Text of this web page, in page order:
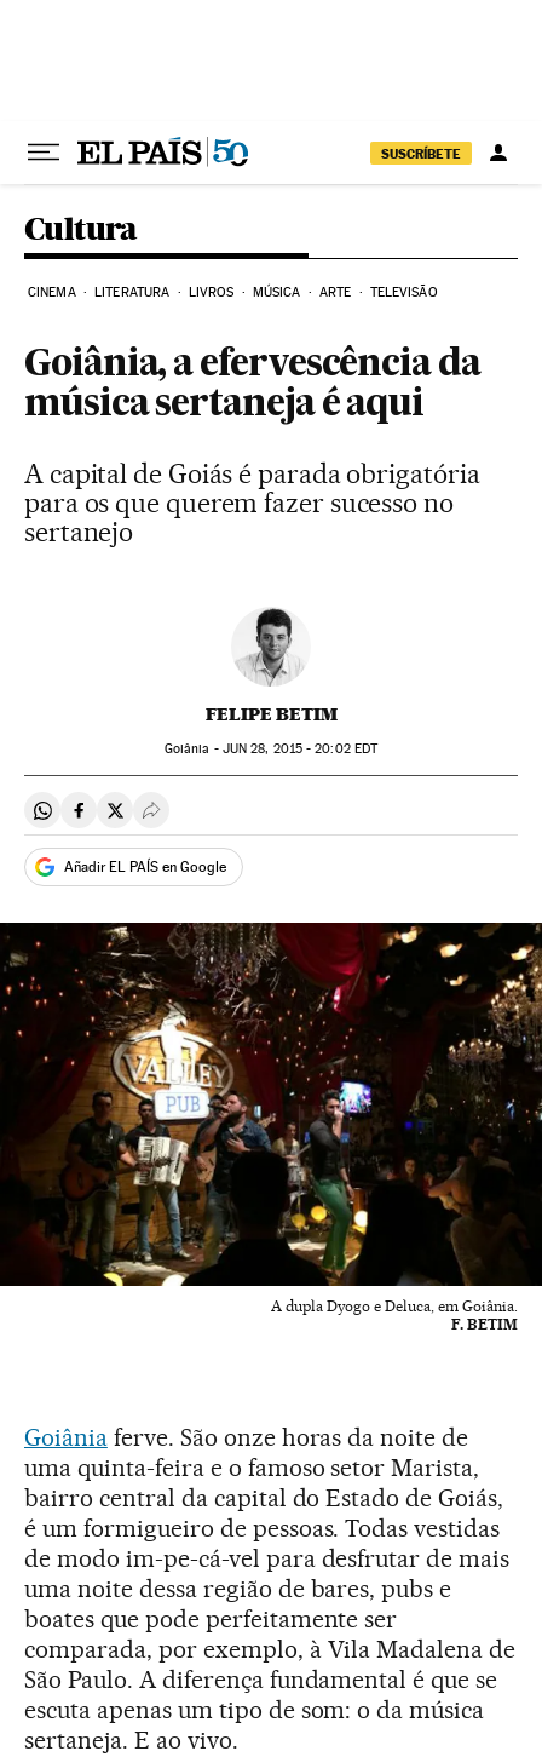
SUSCRÍBETE
Cultura
CINEMA LITERATURA LIVROS MÚSICA ARTE TELEVISÃO
Goiânia, a efervescência da
música sertaneja é aqui
A capital de Goiás é parada obrigatória
para os que querem fazer sucesso no
sertanejo
FELIPE BETIM
Goiânia - JUN 28, 2015 - 20:02EDT
Compartir en Whatsapp
Compartir en Facebook
Compartir en Twitter
Desplegar Redes Sociales
Añadir EL PAÍS en Google
A dupla Dyogo e Deluca, em Goiânia.
F. BETIM
Goiâniaferve. São onze horas da noite de
uma quinta-feira e o famoso setor Marista,
bairro central da capital do Estado de Goiás,
é um formigueiro de pessoas. Todas vestidas
de modo im-pe-cá-vel para desfrutar de mais
uma noite dessa região de bares, pubs e
boates que pode perfeitamente ser
comparada, por exemplo, à Vila Madalena de
São Paulo. A diferença fundamental é que se
escuta apenas um tipo de som: o da música
sertaneja. E ao vivo.